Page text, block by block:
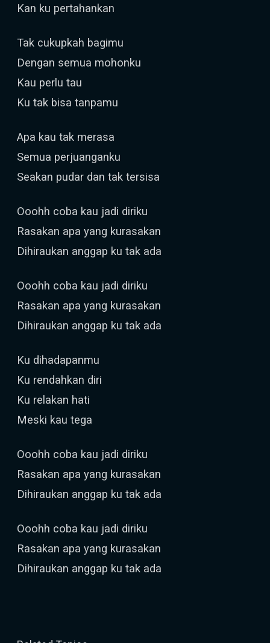
Kan ku pertahankan
Tak cukupkah bagimu
Dengan semua mohonku
Kau perlu tau
Ku tak bisa tanpamu
Apa kau tak merasa
Semua perjuanganku
Seakan pudar dan tak tersisa
Ooohh coba kau jadi diriku
Rasakan apa yang kurasakan
Dihiraukan anggap ku tak ada
Ooohh coba kau jadi diriku
Rasakan apa yang kurasakan
Dihiraukan anggap ku tak ada
Ku dihadapanmu
Ku rendahkan diri
Ku relakan hati
Meski kau tega
Ooohh coba kau jadi diriku
Rasakan apa yang kurasakan
Dihiraukan anggap ku tak ada
Ooohh coba kau jadi diriku
Rasakan apa yang kurasakan
Dihiraukan anggap ku tak ada